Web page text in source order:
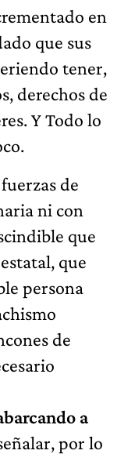
en
que sus
tener,
derechos de
Y Todo lo
de
ni con
que
que
persona
de
a
por lo